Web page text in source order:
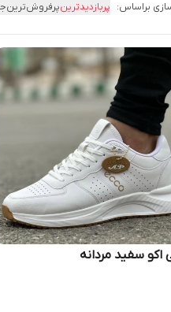
براساس: پربازدیدترینپرفروش‌ترین
اکو سفید مردانه